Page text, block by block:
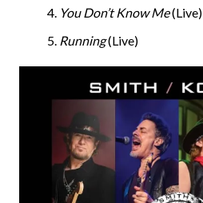
You Don’t Know Me(Live)
Running(Live)